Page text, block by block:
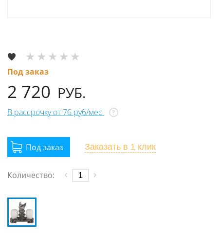
Под заказ
2 720 РУБ.
В рассрочку от 76 руб/мес ?
Заказать в 1 клик
Количество: